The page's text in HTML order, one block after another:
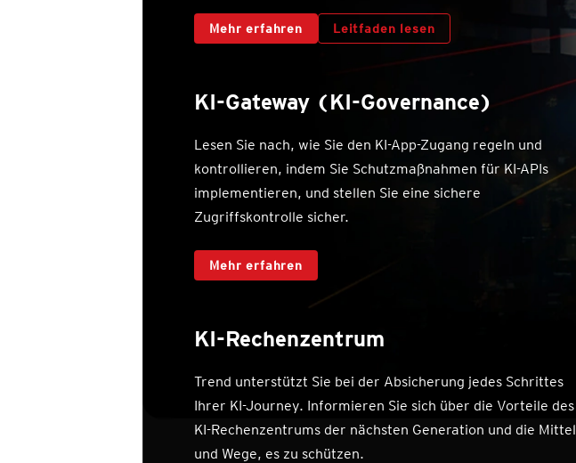
Mehr erfahren Leitfaden lesen
KI-Gateway (KI-Governance)
Lesen Sie nach, wie Sie den KI-App-Zugang regeln und
kontrollieren, indem Sie Schutzmaßnahmen für KI-APIs
implementieren, und stellen Sie eine sichere
Zugriffskontrolle sicher.
Mehr erfahren
KI-Rechenzentrum
Trend unterstützt Sie bei der Absicherung jedes Schrittes
Ihrer KI-Journey. Informieren Sie sich über die Vorteile des
KI-Rechenzentrums der nächsten Generation und die Mittel
und Wege, es zu schützen.